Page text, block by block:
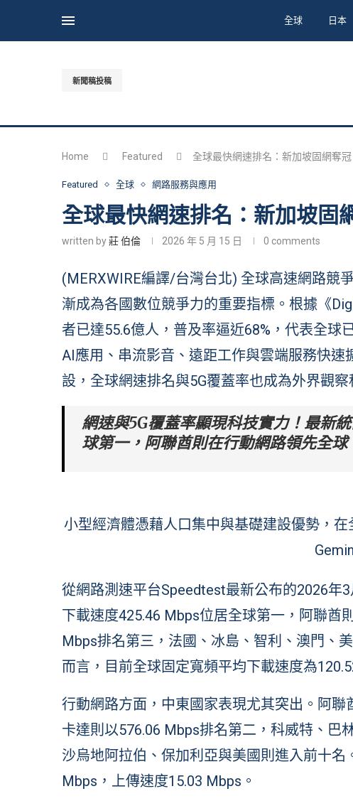
全球 日本
新聞稿投稿
Home Featured 全球最快網速排名：新加坡固網奪
Featured 全球 網路服務與應用
全球最快網速排名：新加坡固
written by莊 伯倫 2026 年 5 月 15 日 0 comments
(MERXWIRE編譯/台灣台北) 全球高速網路競
漸成為各國數位競爭力的重要指標。根據《
者已達55.6億人，普及率逼近68%，代表全球
AI應用、串流影音、遠距工作與雲端服務快
設，全球網速排名與5G覆蓋率也成為外界觀察
網速與5G覆蓋率顯現科技實力！最新
球第一，阿聯酋則在行動網路領先全
小型經濟體憑藉人口集中與基礎建設優勢，
從網路測速平台Speedtest最新公布的2026年
下載速度425.46 Mbps位居全球第一，阿聯酋
Mbps排名第三，法國、冰島、智利、澳門、
而言，目前全球固定寬頻平均下載速度為
行動網路方面，中東國家表現尤其突出。阿聯
卡達則以576.06 Mbps排名第二，科威特、巴
沙烏地阿拉伯、保加利亞與美國則進入前十
Mbps，上傳速度15.03 Mbps。